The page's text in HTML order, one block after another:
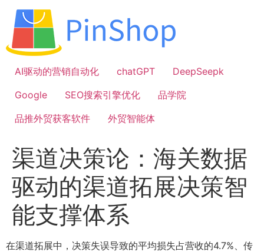
容
AI驱动的营销自动化
chatGPT
DeepSeepk
Google
SEO搜索引擎优化
品学院
品推外贸获客软件
外贸智能体
渠道决策论：海关数据
驱动的渠道拓展决策智
能支撑体系
在渠道拓展中，决策失误导致的平均损失占营收的4.7%、传